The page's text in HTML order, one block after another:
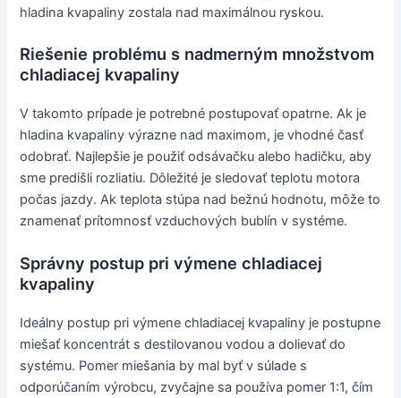
hladina kvapaliny zostala nad maximálnou ryskou.
Riešenie problému s nadmerným množstvom
chladiacej kvapaliny
V takomto prípade je potrebné postupovať opatrne. Ak je
hladina kvapaliny výrazne nad maximom, je vhodné časť
odobrať. Najlepšie je použiť odsávačku alebo hadičku, aby
sme predišli rozliatiu. Dôležité je sledovať teplotu motora
počas jazdy. Ak teplota stúpa nad bežnú hodnotu, môže to
znamenať prítomnosť vzduchových bublín v systéme.
Správny postup pri výmene chladiacej
kvapaliny
Ideálny postup pri výmene chladiacej kvapaliny je postupne
miešať koncentrát s destilovanou vodou a dolievať do
systému. Pomer miešania by mal byť v súlade s
odporúčaním výrobcu, zvyčajne sa používa pomer 1:1, čím